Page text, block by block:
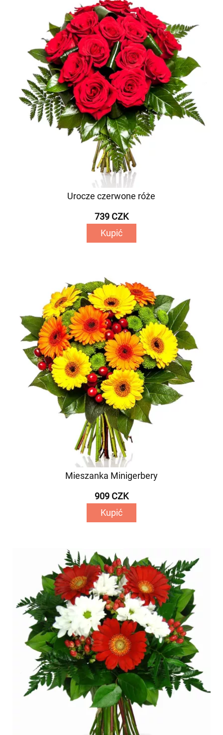
Urocze czerwone róże
739 CZK
Kupić
Mieszanka Minigerbery
909 CZK
Kupić